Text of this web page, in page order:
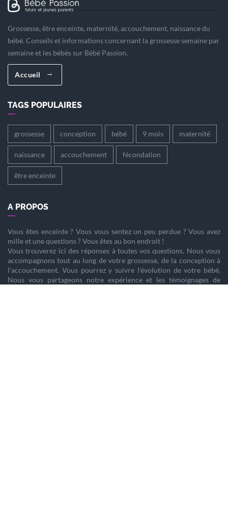
Grossesse, être enceinte, maternité, accouchement, naissance du
bébé. Conseils et informations concernant la grossesse semaine par
semaine et les bébés sur Bébé Passion.
Accueil
TAGS POPULAIRES
grossesse conception bébé 9 mois maternité
naissance accouchement fécondation
être enceinte
A PROPOS
Vous êtes enceinte? Vous vous sentez un peu perdue ? Vous avez
mille et une questions ? Vous êtes au bon endroit !
Vous trouverez ici des réponses à toutes vos questions. Nous vous
accompagnons tout au long de votre grossesse, de la conception à
l'accouchement. Vous pourrez y suivre l'évolution de votre bébé.
Nous vous partageons notre expérience et les témoignages de